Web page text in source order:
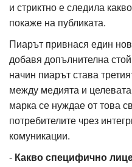
и стриктно е следила
покаже на публиката.
Пиарът привнася един
добавя допълнителна
начин пиарът става
между медията и
марка се нуждае от това
потребителите чрез
комуникации.
- Какво специфично